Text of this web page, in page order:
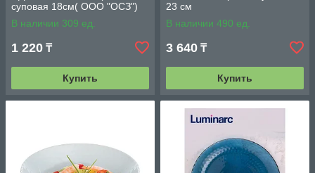
суповая 18см( ООО "ОСЗ")
В наличии 309 ед.
1 220 ₸
Купить
23 см
В наличии 490 ед.
3 640 ₸
Купить